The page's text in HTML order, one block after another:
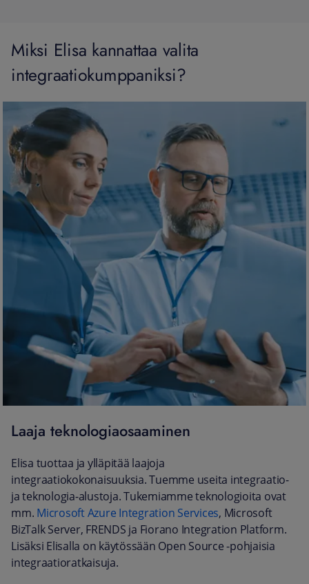
Miksi Elisa kannattaa valita
integraatiokumppaniksi?
Laaja teknologiaosaaminen
Elisa tuottaa ja ylläpitää laajoja
integraatiokokonaisuuksia. Tuemme useita integraatio-
ja teknologia-alustoja. Tukemiamme teknologioita ovat
mm. Microsoft Azure Integration Services, Microsoft
BizTalk Server, FRENDS ja Fiorano Integration Platform.
Lisäksi Elisalla on käytössään Open Source -pohjaisia
integraatioratkaisuja.